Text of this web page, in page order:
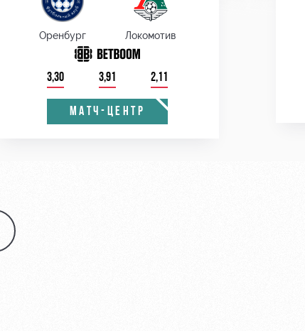
Оренбург Локомотив
3,30 3,91 2,11
МАТЧ-ЦЕНТР